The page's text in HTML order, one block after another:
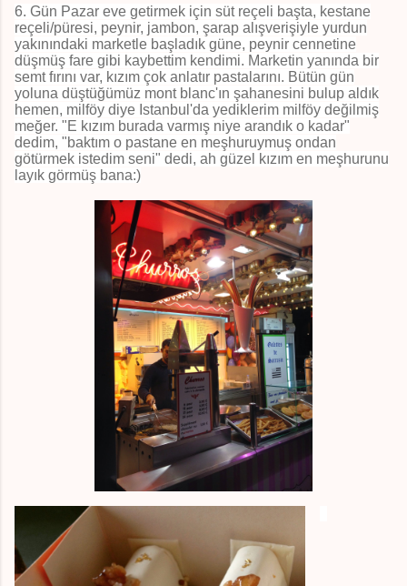
6. Gün Pazar eve getirmek için süt reçeli başta, kestane
reçeli/püresi, peynir, jambon, şarap alışverişiyle yurdun
yakınındaki marketle başladık güne, peynir cennetine
düşmüş fare gibi kaybettim kendimi. Marketin yanında bir
semt fırını var, kızım çok anlatır pastalarını. Bütün gün
yoluna düştüğümüz mont blanc'ın şahanesini bulup aldık
hemen, milföy diye Istanbul'da yediklerim milföy değilmiş
meğer. "E kızım burada varmış niye arandık o kadar"
dedim, "baktım o pastane en meşhuruymuş ondan
götürmek istedim seni" dedi, ah güzel kızım en meşhurunu
layık görmüş bana:)